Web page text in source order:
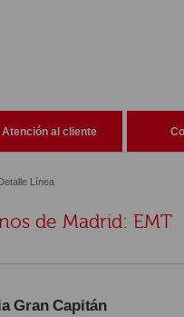
Atención al cliente
Línea
de Madrid: EMT
Gran Capitán